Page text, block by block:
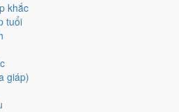
khắc
tuổi
giáp)
Hung
tốt hay xấu cho